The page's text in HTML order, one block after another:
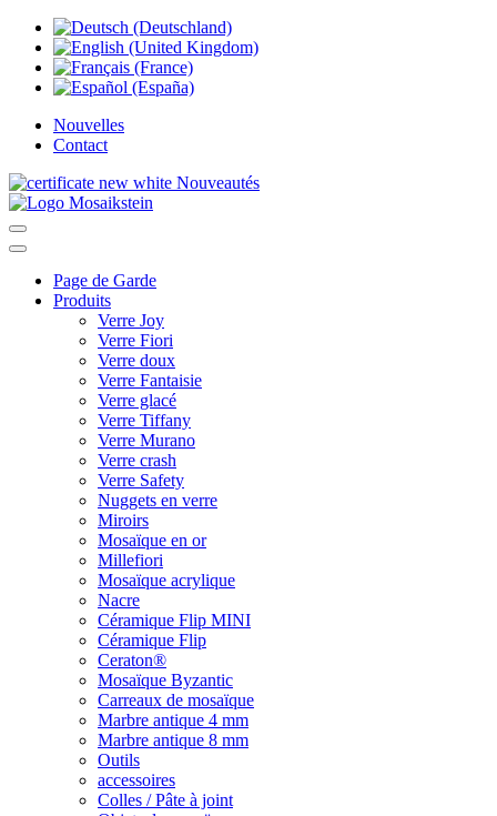
Nouvelles
Contact
Nouveautés
Page de Garde
Produits
Verre Joy
Verre Fiori
Verre doux
Verre Fantaisie
Verre glacé
Verre Tiffany
Verre Murano
Verre crash
Verre Safety
Nuggets en verre
Miroirs
Mosaïque en or
Millefiori
Mosaïque acrylique
Nacre
Céramique Flip MINI
Céramique Flip
Ceraton®
Mosaïque Byzantic
Carreaux de mosaïque
Marbre antique 4 mm
Marbre antique 8 mm
Outils
accessoires
Colles / Pâte à joint